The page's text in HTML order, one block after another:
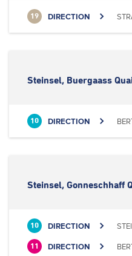
19 DIRECTION
Steinsel, Buergaass
10 DIRECTION
Steinsel, Gonneschhaff
10 DIRECTION
11 DIRECTION